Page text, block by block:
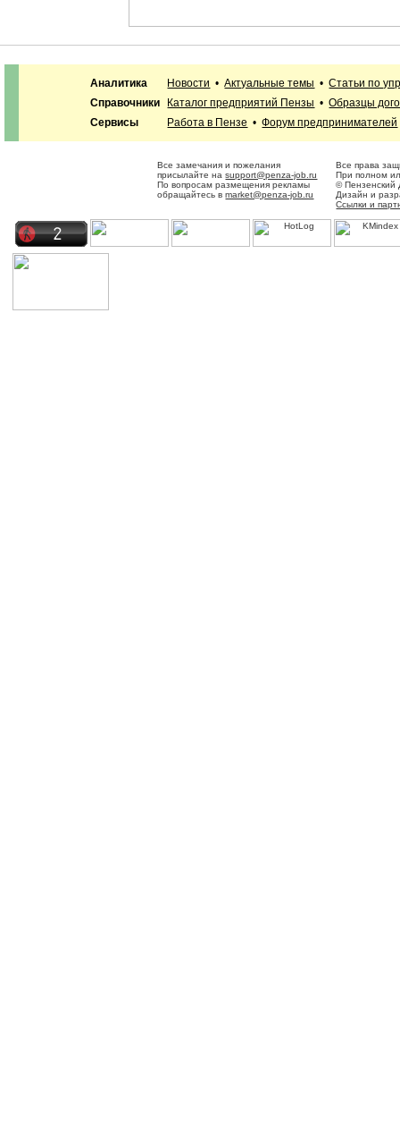
Аналитика Новости •Актуальные темы •Статьи по
Справочники
Каталог предприятий Пензы •Образцы
Сервисы
Работа в Пензе •Форум предпринимателей
Все замечания и пожелания
присылайте наsupport@penza-job.ru
По вопросам размещения рекламы
обращайтесь вmarket@penza-job.ru
Все права
При полном
© Пензенский
Дизайн и
Ссылки и